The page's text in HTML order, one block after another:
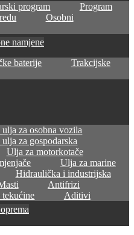
program
Program
Osobni
namjene
baterije
Trakcijske
za osobna vozila
za gospodarska
Ulja za motorkotače
Ulja za marine
Hidraulička i industrijska
Antifrizi
Aditivi